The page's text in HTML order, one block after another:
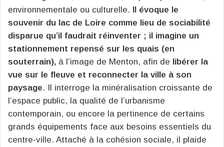
environnementale ou culturelle. Il évoque le
souvenir du lac de Loire comme lieu de sociabilité
disparue qu’il faudrait réinventer ; il imagine un
stationnement repensé sur les quais (en
souterrain), à l’image de Menton, afin de libérer la
vue sur le fleuve et reconnecter la ville à son
paysage. Il interroge la minéralisation croissante de
l’espace public, la qualité de l’urbanisme
contemporain, ou encore la pertinence de certains
grands équipements face aux besoins essentiels du
centre-ville. Attaché à la cohésion sociale, il plaide